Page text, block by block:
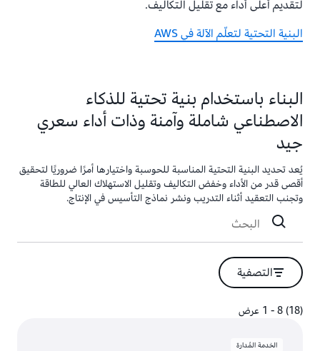
لتقديم أعلى أداء مع تقليل التكاليف.
البنية التحتية لتعلّم الآلة في AWS
البناء باستخدام بنية تحتية للذكاء
الاصطناعي شاملة وآمنة وذات أداء سعري
جيد
يُعد تحديد البنية التحتية المناسبة للحوسبة واختيارها أمرًا ضروريًا لتحقيق
أقصى قدر من الأداء وخفض التكاليف وتقليل الاستهلاك العالي للطاقة
وتجنب التعقيد أثناء التدريب ونشر نماذج التأسيس في الإنتاج.
التصفية
(18) 8 - 1 عرض
الخدمة المُدارة